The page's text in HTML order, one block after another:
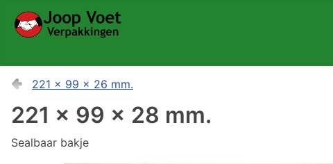
221 x 99 x 26 mm.
221 x 99 x 28 mm.
Sealbaar bakje